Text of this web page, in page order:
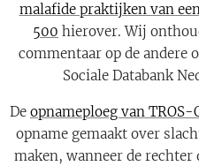
malafide praktijken van
500 hierover. Wij
commentaar op de andere
Sociale Databank
De opnameploeg van
opname gemaakt over
maken, wanneer de